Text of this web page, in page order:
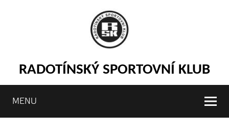
RADOTÍNSKÝ SPORTOVNÍ KLUB
MENU